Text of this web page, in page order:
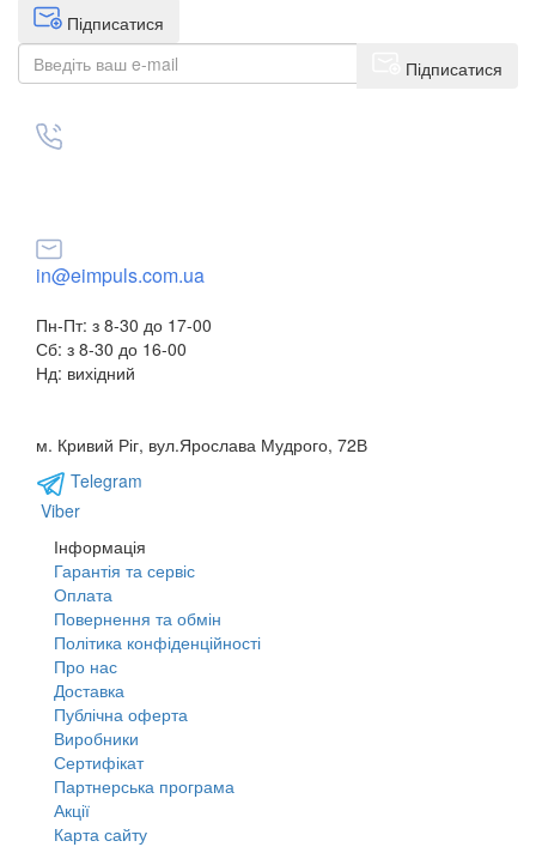
Підписатися
Підписатися
in@eimpuls.com.ua
Пн-Пт: з 8-30 до 17-00
Сб: з 8-30 до 16-00
Нд: вихідний
м. Кривий Ріг, вул.Ярослава Мудрого, 72В
Telegram
Viber
Інформація
Гарантія та сервіс
Оплата
Повернення та обмін
Політика конфіденційності
Про нас
Доставка
Публічна оферта
Виробники
Сертифікат
Партнерська програма
Акції
Карта сайту